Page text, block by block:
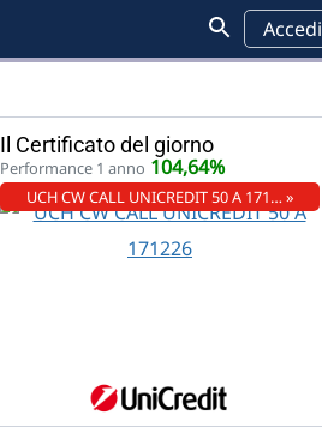
Accedi
Il Certificato del giorno
Performance 1 anno 104,64%
UCH CW CALL UNICREDIT 50 A 171… »